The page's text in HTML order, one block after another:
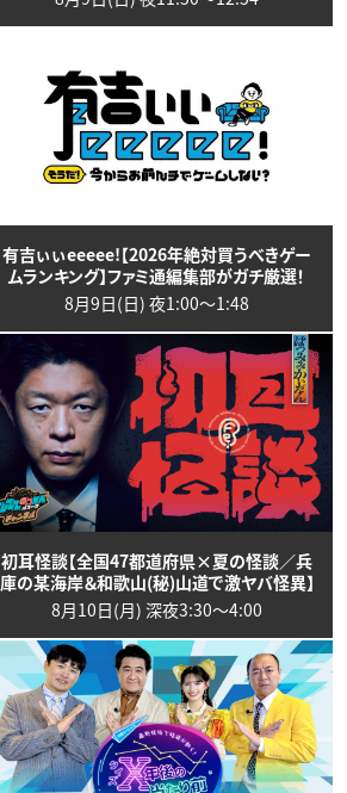
有吉ぃぃeeeee!【2026年絶対買うべきゲー
ムランキング】ファミ通編集部がガチ厳選！
8月9日(日) 夜1:00〜1:48
初耳怪談【全国47都道府県×夏の怪談／兵
庫の某海岸＆和歌山(秘)山道で激ヤバ怪異】
8月10日(月) 深夜3:30〜4:00